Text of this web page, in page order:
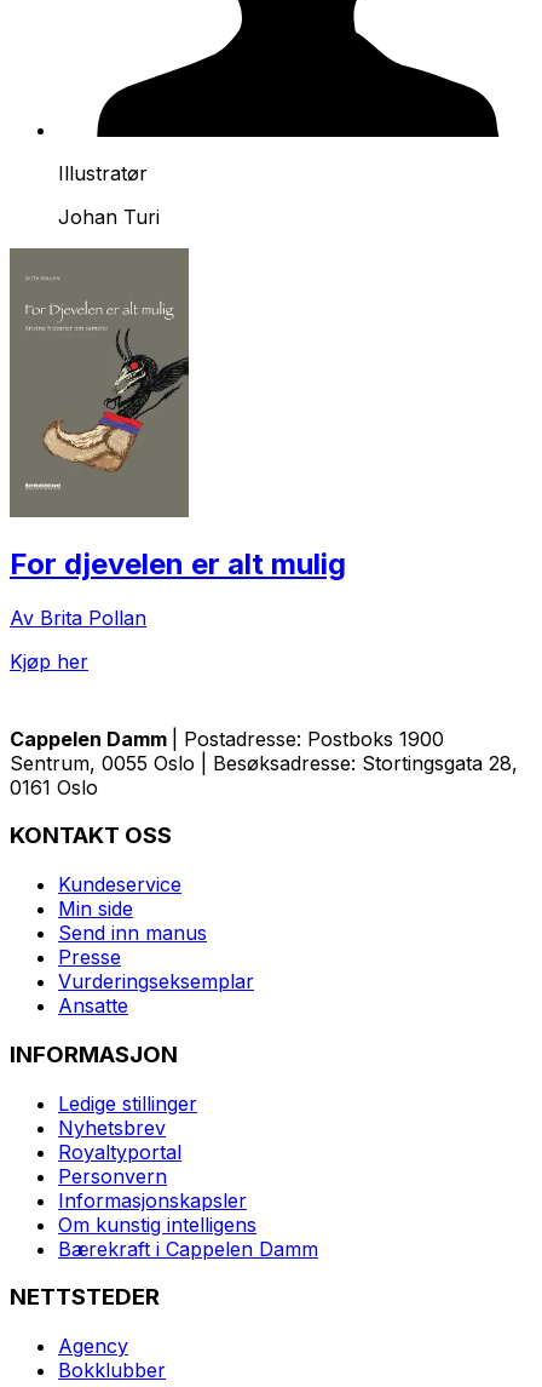
Illustratør
Johan Turi
For djevelen er alt mulig
Av Brita Pollan
Kjøp her
Cappelen Damm
| Postadresse: Postboks 1900
Sentrum, 0055 Oslo | Besøksadresse: Stortingsgata 28,
0161 Oslo
KONTAKT OSS
Kundeservice
Min side
Send inn manus
Presse
Vurderingseksemplar
Ansatte
INFORMASJON
Ledige stillinger
Nyhetsbrev
Royaltyportal
Personvern
Informasjonskapsler
Om kunstig intelligens
Bærekraft i Cappelen Damm
NETTSTEDER
Agency
Bokklubber